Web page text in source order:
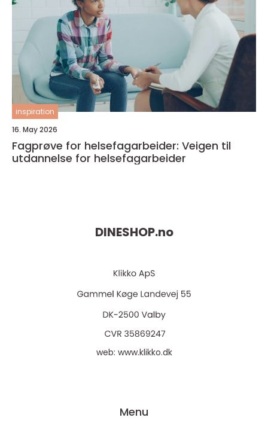
inspiration
16. May 2026
Fagprøve for helsefagarbeider: Veigen til
utdannelse for helsefagarbeider
DINESHOP.no
web: www.klikko.dk
Menu